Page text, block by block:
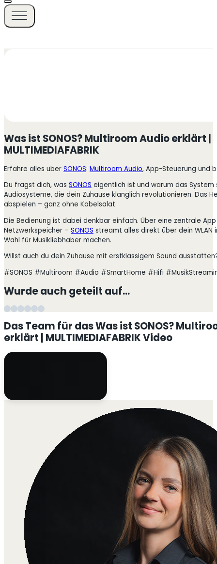
Was ist SONOS? Multiroom Audio erklärt |
MULTIMEDIAFABRIK
Erfahre alles über SONOS: Multiroom Audio, App-Steuerung und
Du fragst dich, was SONOS eigentlich ist und warum das System
Audiosysteme, die dein Zuhause klanglich revolutionieren. Das
abspielen – ganz ohne Kabelsalat.
Die Bedienung ist dabei denkbar einfach. Über eine zentrale
Netzwerkspeicher – SONOS streamt alles direkt über dein
Wahl für Musikliebhaber machen.
Willst auch du dein Zuhause mit erstklassigem Sound
#SONOS #Multiroom #Audio #SmartHome #Hifi
Wurde auch geteilt auf…
Das Team für das Was ist SONOS?
erklärt | MULTIMEDIAFABRIK Video